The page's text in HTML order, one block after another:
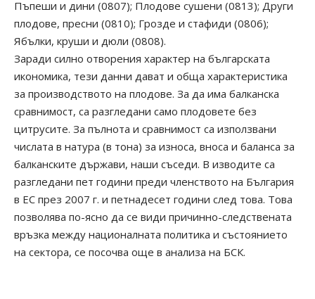
Пъпеши и дини (0807); Плодове сушени (0813); Други
плодове, пресни (0810); Грозде и стафиди (0806);
Ябълки, круши и дюли (0808).
Заради силно отворения характер на българската
икономика, тези данни дават и обща характеристика
за производството на плодове. За да има балканска
сравнимост, са разгледани само плодовете без
цитрусите. За пълнота и сравнимост са използвани
числата в натура (в тона) за износа, вноса и баланса за
балканските държави, наши съседи. В изводите са
разгледани пет години преди членството на България
в ЕС през 2007 г. и петнадесет години след това. Това
позволява по-ясно да се види причинно-следствената
връзка между националната политика и състоянието
на сектора, се посочва още в анализа на БСК.